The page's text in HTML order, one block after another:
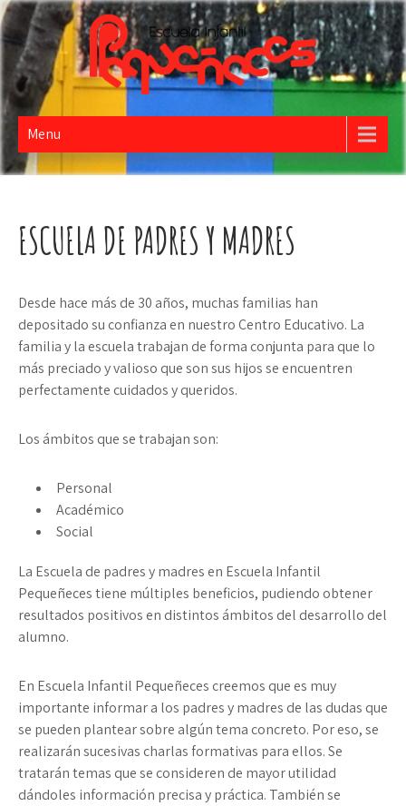
PEQUEÑECES
Escuela Infantil
Menu
ESCUELA DE PADRES Y MADRES
Desde hace más de 30 años, muchas familias han
depositado su confianza en nuestro Centro Educativo. La
familia y la escuela trabajan de forma conjunta para que lo
más preciado y valioso que son sus hijos se encuentren
perfectamente cuidados y queridos.
Los ámbitos que se trabajan son:
Personal
Académico
Social
La Escuela de padres y madres en Escuela Infantil
Pequeñeces tiene múltiples beneficios, pudiendo obtener
resultados positivos en distintos ámbitos del desarrollo del
alumno.
En Escuela Infantil Pequeñeces creemos que es muy
importante informar a los padres y madres de las dudas que
se pueden plantear sobre algún tema concreto. Por eso, se
realizarán sucesivas charlas formativas para ellos. Se
tratarán temas que se consideren de mayor utilidad
dándoles información precisa y práctica. También se